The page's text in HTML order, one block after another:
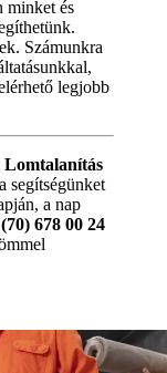
minket és
Számunkra
legjobb
Lomtalanítás
segítségünket
a nap
678 00 24